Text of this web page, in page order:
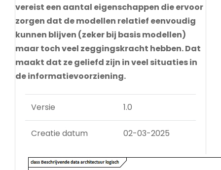
vereist een aantal eigenschappen die ervoor
zorgen dat de modellen relatief eenvoudig
kunnen blijven (zeker bij basis modellen)
maar toch veel zeggingskracht hebben. Dat
maakt dat ze geliefd zijn in veel situaties in
de informatievoorziening.
Versie 1.0
Creatie datum 02-03-2025